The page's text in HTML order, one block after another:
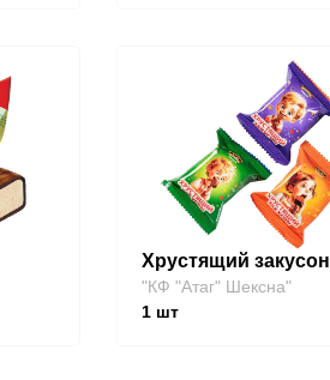
Хрустящий закусон
"КФ "Атаг" Шексна"
1шт